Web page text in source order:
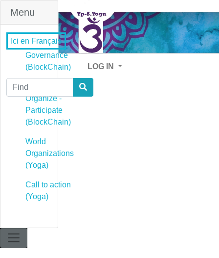
Menu
Governance
(BlockChain)
Governance -
Organize -
Participate
(BlockChain)
World
Organizations
(Yoga)
Call to action
(Yoga)
Ici en Français
LOG IN
Find